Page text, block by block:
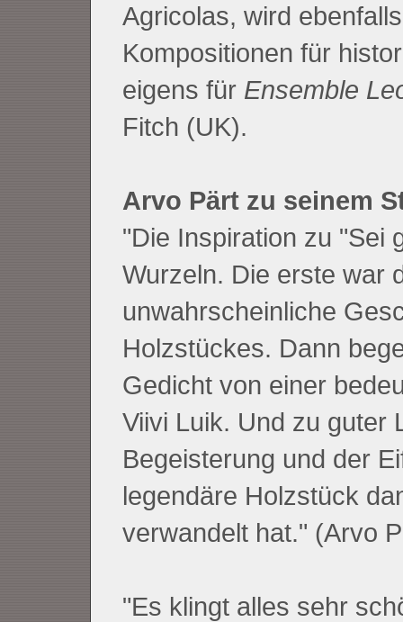
Agricolas, wird
Kompositionen für
eigens für Ensemble
Fitch (UK).
Arvo Pärt zu seinem
"Die Inspiration zu "Sei
Wurzeln. Die erste war
unwahrscheinliche
Holzstückes. Dann
Gedicht von einer
Viivi Luik. Und zu guter
Begeisterung und der
legendäre Holzstück
verwandelt hat." (Arvo
"Es klingt alles sehr